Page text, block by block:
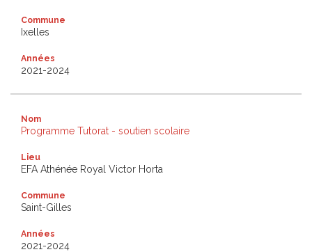
Commune
Ixelles
Années
2021-2024
Nom
Programme Tutorat - soutien scolaire
Lieu
EFA Athénée Royal Victor Horta
Commune
Saint-Gilles
Années
2021-2024